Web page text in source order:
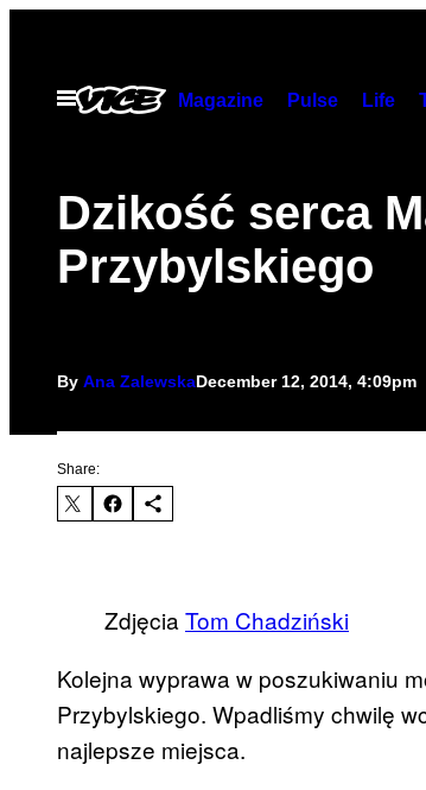
contentOpen
Menu
Magazine Pulse Life
Dzikość serca
Przybylskiego
By Ana ZalewskaDecember 12, 2014, 4:09pm
Share:
Zdjęcia Tom Chadziński
Kolejna wyprawa w poszukiwaniu
Przybylskiego. Wpadliśmy chwilę
najlepsze miejsca.